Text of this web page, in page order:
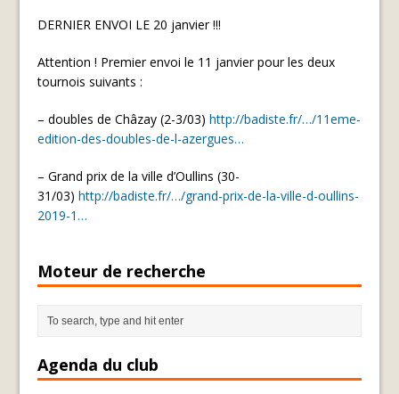
DERNIER ENVOI LE 20 janvier !!!
Attention ! Premier envoi le 11 janvier pour les deux
tournois suivants :
– doubles de Châzay (2-3/03)http://badiste.fr/…/11eme-
edition-des-doubles-de-l-azergues…
– Grand prix de la ville d’Oullins (30-
31/03)http://badiste.fr/…/grand-prix-de-la-ville-d-oullins-
2019-1…
Moteur de recherche
Agenda du club